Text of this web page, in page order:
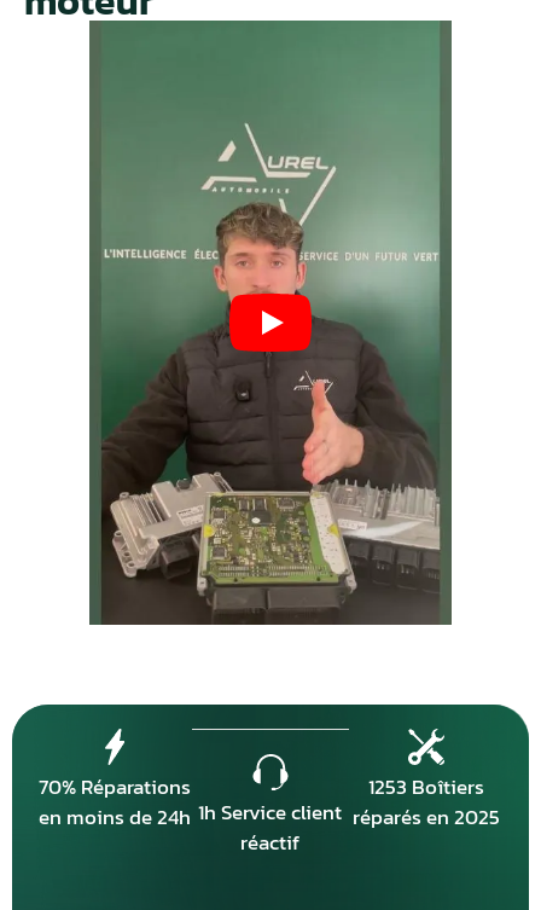
70% Réparations
en moins de 24h 1h Service client
réactif
1253 Boîtiers
réparés en 2025